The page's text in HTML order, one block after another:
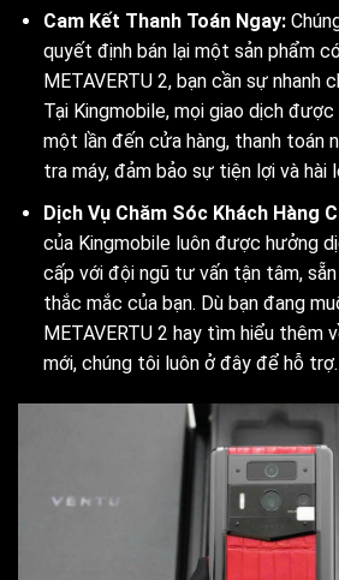
Cam Kết Thanh Toán Ngay:
quyết định bán lại một sản phẩm
METAVERTU 2, bạn cần sự nhanh
Tại Kingmobile, mọi giao dịch
một lần đến cửa hàng, thanh toán
tra máy, đảm bảo sự tiện lợi và hài
Dịch Vụ Chăm Sóc Khách Hàng
của Kingmobile luôn được hưởng
cấp với đội ngũ tư vấn tận tâm,
thắc mắc của bạn. Dù bạn đang
METAVERTU 2 hay tìm hiểu thêm
mới, chúng tôi luôn ở đây để hỗ trợ.